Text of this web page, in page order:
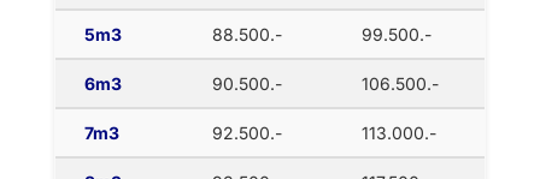
5m3 88.500.- 99.500.-
6m3 90.500.- 106.500.-
7m3 92.500.- 113.000.-